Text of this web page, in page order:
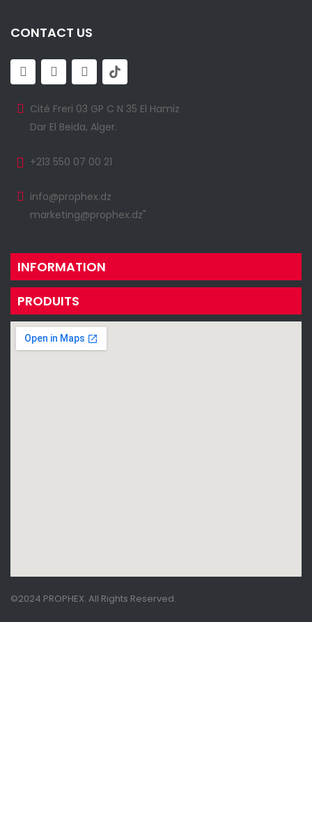
CONTACT US
Cité Freri 03 GP C N 35 El Hamiz
Dar El Beida, Alger.
+213 550 07 00 21
info@prophex.dz
marketing@prophex.dz"
INFORMATION
PRODUITS
©2024 PROPHEX. All Rights Reserved.